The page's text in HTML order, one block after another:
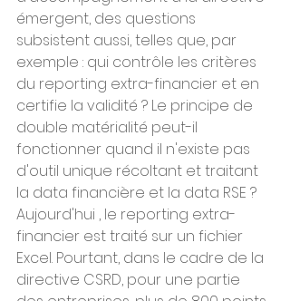
émergent, des questions
subsistent aussi, telles que, par
exemple : qui contrôle les critères
du reporting extra-financier et en
certifie la validité ? Le principe de
double matérialité peut-il
fonctionner quand il n'existe pas
d'outil unique récoltant et traitant
la data financière et la data RSE ?
Aujourd'hui , le reporting extra-
financier est traité sur un fichier
Excel. Pourtant, dans le cadre de la
directive CSRD, pour une partie